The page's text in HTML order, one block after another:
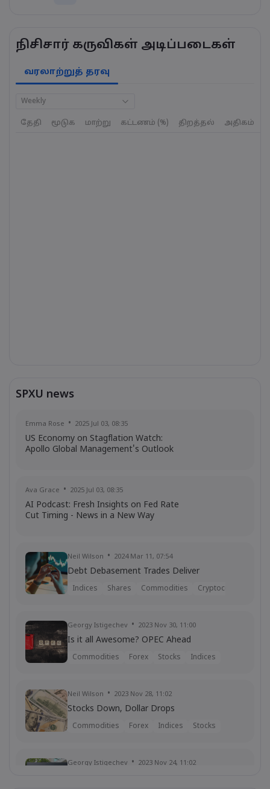
நிசிசார் கருவிகள் அடிப்படைகள்
வரலாற்றுத் தரவு
Weekly
தேதி மூடுக மாற்று கட்டணம் (%) திறத்தல் அதிகம்
SPXU news
Emma Rose 2025 Jul 03, 08:35
US Economy on Stagflation Watch:
Apollo Global Management's Outlook
Ava Grace 2025 Jul 03, 08:35
AI Podcast: Fresh Insights on Fed Rate
Cut Timing - News in a New Way
Neil Wilson 2024 Mar 11, 07:54
Debt Debasement Trades Deliver
Indices Shares Commodities Cryptocurrencies
Georgy Istigechev 2023 Nov 30, 11:00
Is it all Awesome? OPEC Ahead
Commodities Forex Stocks Indices
Neil Wilson 2023 Nov 28, 11:02
Stocks Down, Dollar Drops
Commodities Forex Indices Stocks
Georgy Istigechev 2023 Nov 24, 11:02